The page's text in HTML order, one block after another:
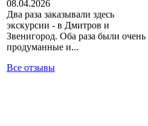
08.04.2026
Два раза заказывали здесь
экскурсии - в Дмитров и
Звенигород. Оба раза были очень
продуманные и...
Все отзывы